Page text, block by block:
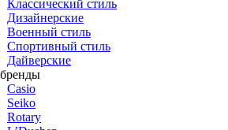
Классический стиль
Дизайнерские
Военный стиль
Спортивный стиль
Дайверские
Casio
Seiko
Rotary